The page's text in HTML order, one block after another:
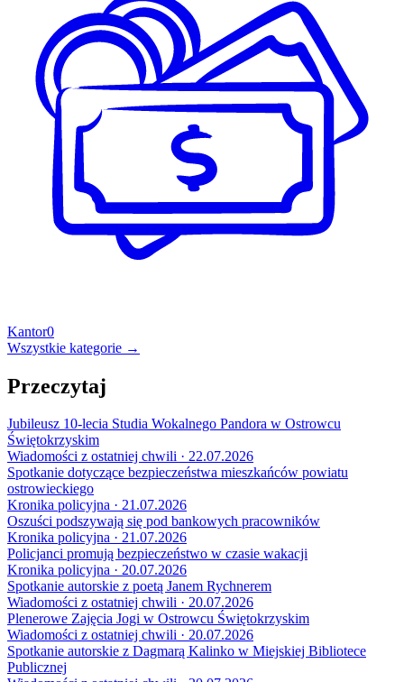
Kantor0
Wszystkie kategorie →
Przeczytaj
Jubileusz 10-lecia Studia Wokalnego Pandora w Ostrowcu
Świętokrzyskim
Wiadomości z ostatniej chwili · 22.07.2026
Spotkanie dotyczące bezpieczeństwa mieszkańców powiatu
ostrowieckiego
Kronika policyjna · 21.07.2026
Oszuści podszywają się pod bankowych pracowników
Kronika policyjna · 21.07.2026
Policjanci promują bezpieczeństwo w czasie wakacji
Kronika policyjna · 20.07.2026
Spotkanie autorskie z poetą Janem Rychnerem
Wiadomości z ostatniej chwili · 20.07.2026
Plenerowe Zajęcia Jogi w Ostrowcu Świętokrzyskim
Wiadomości z ostatniej chwili · 20.07.2026
Spotkanie autorskie z Dagmarą Kalinko w Miejskiej Bibliotece
Publicznej